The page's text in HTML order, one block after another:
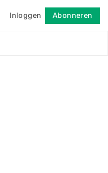
Inloggen Abonneren